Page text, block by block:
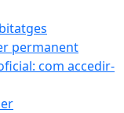
permanent
com accedir-